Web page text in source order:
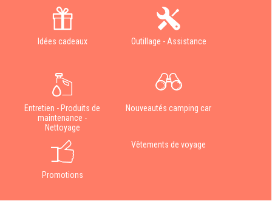
Idées cadeaux Outillage - Assistance
Entretien - Produits de
maintenance -
Nettoyage
Nouveautés camping car
Promotions
Vêtements de voyage